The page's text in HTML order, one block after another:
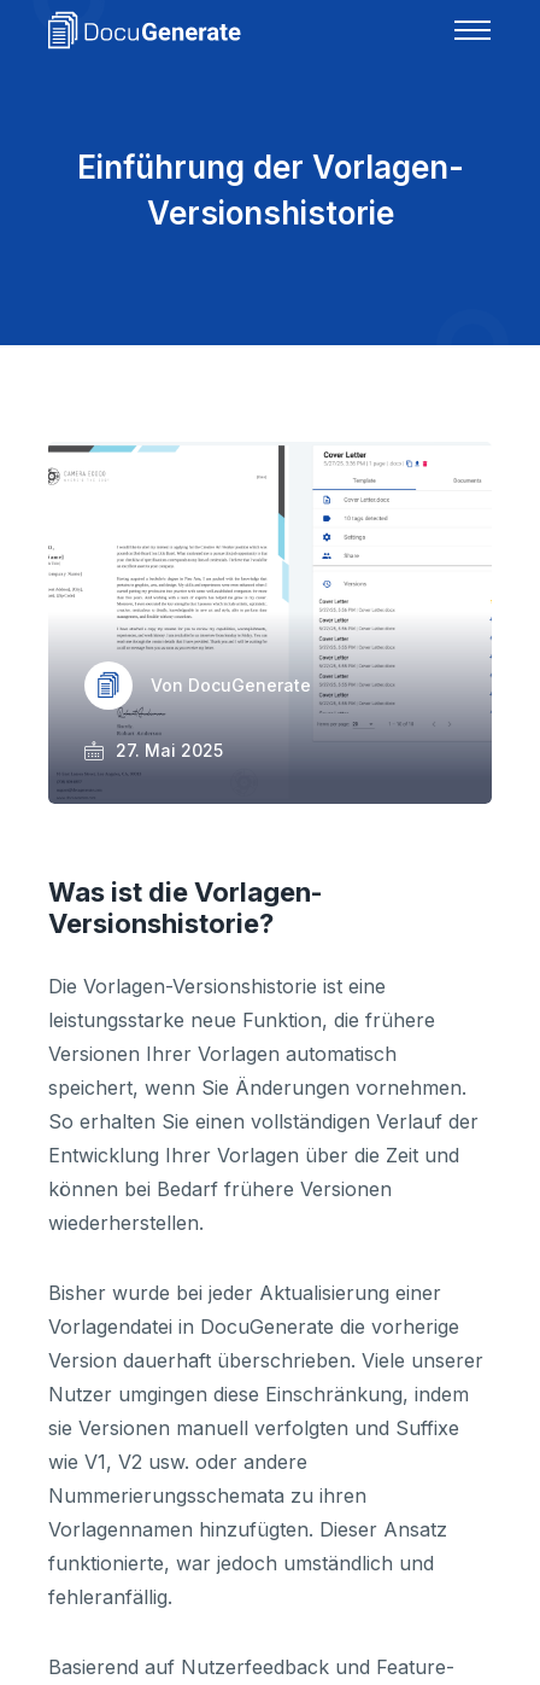
Einführung der Vorlagen-
Versionshistorie
Von DocuGenerate
27. Mai 2025
Was ist die Vorlagen-
Versionshistorie?
Die Vorlagen-Versionshistorie ist eine
leistungsstarke neue Funktion, die frühere
Versionen Ihrer Vorlagen automatisch
speichert, wenn Sie Änderungen vornehmen.
So erhalten Sie einen vollständigen Verlauf der
Entwicklung Ihrer Vorlagen über die Zeit und
können bei Bedarf frühere Versionen
wiederherstellen.
Bisher wurde bei jeder Aktualisierung einer
Vorlagendatei in DocuGenerate die vorherige
Version dauerhaft überschrieben. Viele unserer
Nutzer umgingen diese Einschränkung, indem
sie Versionen manuell verfolgten und Suffixe
wie V1, V2 usw. oder andere
Nummerierungsschemata zu ihren
Vorlagennamen hinzufügten. Dieser Ansatz
funktionierte, war jedoch umständlich und
fehleranfällig.
Basierend auf Nutzerfeedback und Feature-